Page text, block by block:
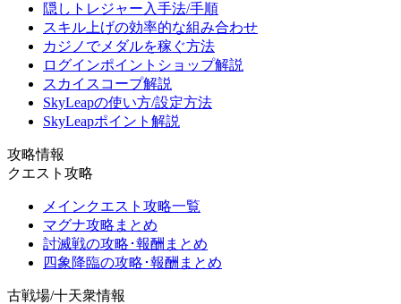
隠しトレジャー入手法/手順
スキル上げの効率的な組み合わせ
カジノでメダルを稼ぐ方法
ログインポイントショップ解説
スカイスコープ解説
SkyLeapの使い方/設定方法
SkyLeapポイント解説
攻略情報
クエスト攻略
メインクエスト攻略一覧
マグナ攻略まとめ
討滅戦の攻略･報酬まとめ
四象降臨の攻略･報酬まとめ
古戦場/十天衆情報